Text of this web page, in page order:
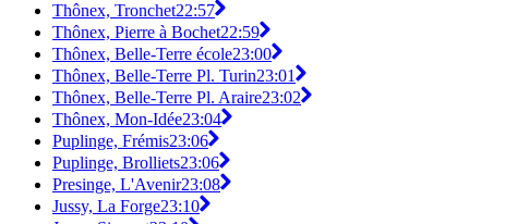
Thônex, Tronchet22:57
Thônex, Pierre à Bochet22:59
Thônex, Belle-Terre école23:00
Thônex, Belle-Terre Pl. Turin23:01
Thônex, Belle-Terre Pl. Araire23:02
Thônex, Mon-Idée23:04
Puplinge, Frémis23:06
Puplinge, Brolliets23:06
Presinge, L'Avenir23:08
Jussy, La Forge23:10